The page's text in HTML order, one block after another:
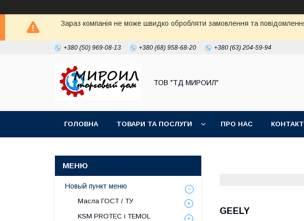
Зараз компанія не може швидко обробляти замовлення та
+380 (50) 969-08-13 +380 (68) 958-68-20 +380 (63) 204-59-94
ТОВ "ТД МИРОИЛ"
ГОЛОВНА ТОВАРИ ТА ПОСЛУГИ ПРО НАС
GEELY
Новый пункт меню
Масла ГОСТ / ТУ
KSM PROTEC і TEMOL